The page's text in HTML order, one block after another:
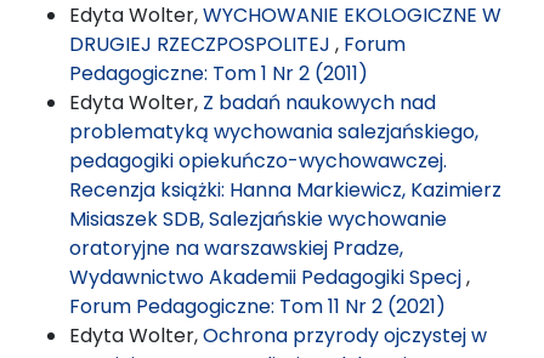
Edyta Wolter,WYCHOWANIE EKOLOGICZNE W
DRUGIEJ RZECZPOSPOLITEJ , Forum
Pedagogiczne: Tom 1 Nr 2 (2011)
Edyta Wolter, Z badań naukowych nad
problematyką wychowania salezjańskiego,
pedagogiki opiekuńczo-wychowawczej.
Recenzja książki: Hanna Markiewicz, Kazimierz
Misiaszek SDB, Salezjańskie wychowanie
oratoryjne na warszawskiej Pradze,
Wydawnictwo Akademii Pedagogiki Specj,
Forum Pedagogiczne: Tom 11 Nr 2 (2021)
Edyta Wolter,Ochrona przyrody ojczystej w